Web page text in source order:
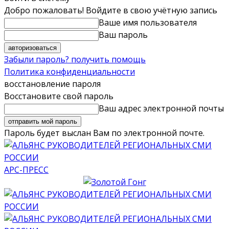
Добро пожаловать! Войдите в свою учётную запись
Ваше имя пользователя
Ваш пароль
Забыли пароль? получить помощь
Политика конфиденциальности
восстановление пароля
Восстановите свой пароль
Ваш адрес электронной почты
Пароль будет выслан Вам по электронной почте.
АРС-ПРЕСС